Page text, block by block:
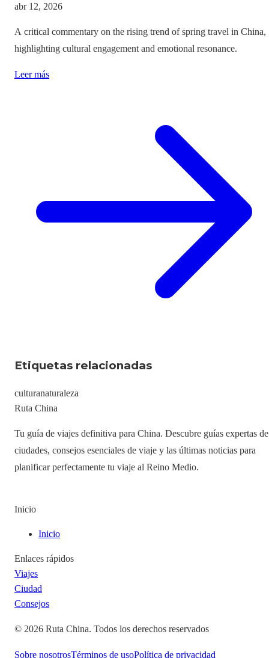
abr 12, 2026
A critical commentary on the rising trend of spring travel in China,
highlighting cultural engagement and emotional resonance.
Leer más
Etiquetas relacionadas
culturanaturaleza
Ruta China
Tu guía de viajes definitiva para China. Descubre guías expertas de
ciudades, consejos esenciales de viaje y las últimas noticias para
planificar perfectamente tu viaje al Reino Medio.
Inicio
Inicio
Enlaces rápidos
Viajes
Ciudad
Consejos
© 2026 Ruta China. Todos los derechos reservados
Sobre nosotrosTérminos de usoPolítica de privacidad